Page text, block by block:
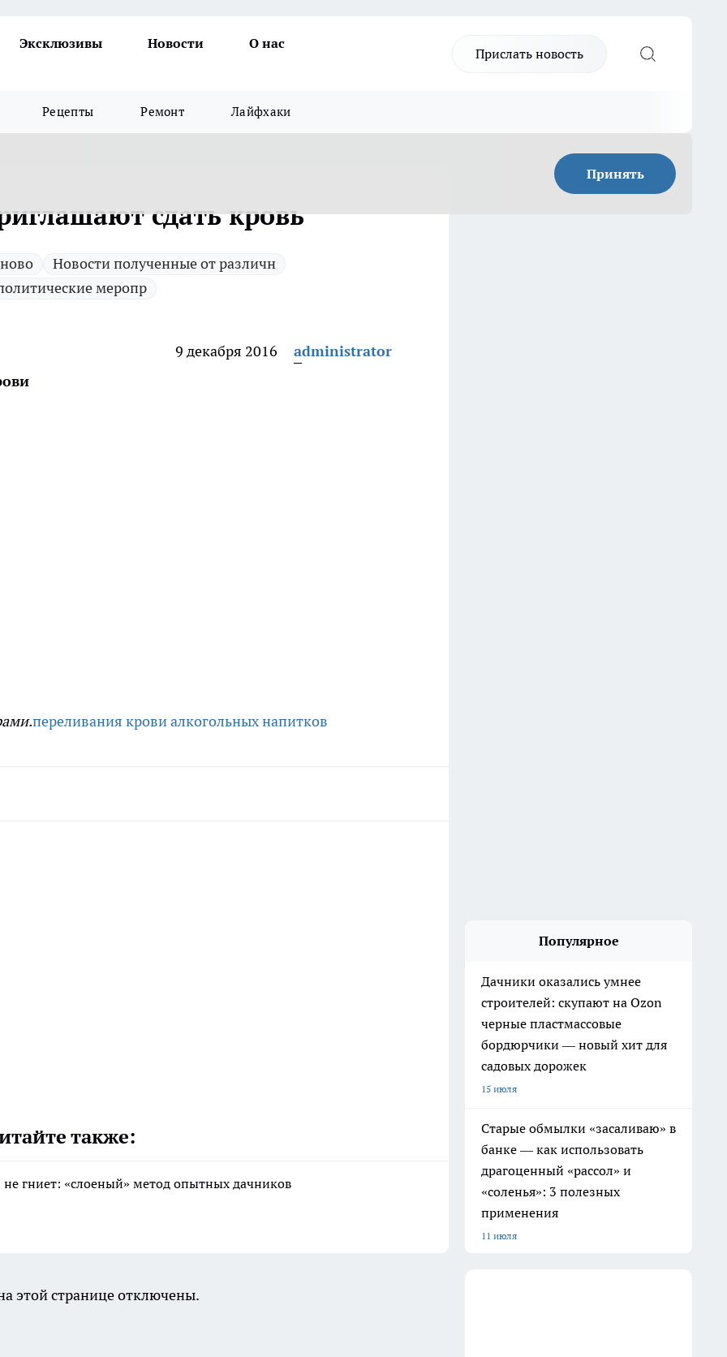
Эксклюзивы Новости
О нас
Прислать новость
Рецепты Ремонт Лайфхаки
Принять
сдать кровь
Новости полученные от различн
меропр
9 декабря 2016
administrator
переливания кровиалкогольных напитков
также:
гниет: «слоеный» метод опытных дачников
Популярное
Дачники оказались умнее
строителей: скупают на Ozon
черные пластмассовые
бордюрчики — новый хит для
садовых дорожек
15 июля
Рукастые умники скупают на
Авито советские стенки:
делают из них мебель класса
люкс — получается лучше
современных шкафов
16 июля
этой странице отключены.